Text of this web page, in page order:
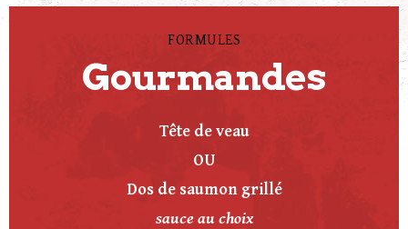
FORMULES
Gourmandes
Tête de veau
OU
Dos de saumon grillé
sauce au choix